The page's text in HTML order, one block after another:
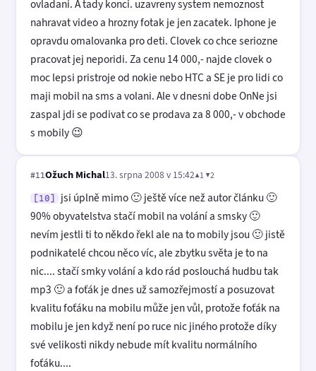
ovladani. A tady konci. uzavreny system nemoznost
nahravat video a hrozny fotak je jen zacatek. Iphone je
opravdu omalovanka pro deti. Clovek co chce seriozne
pracovat jej neporidi. Za cenu 14 000,- najde clovek o
moc lepsi pristroje od nokie nebo HTC a SE je pro lidi co
maji mobil na sms a volani. Ale v dnesni dobe OnNe jsi
zaspal jdi se podivat co se prodava za 8 000,- v obchode
s mobily 😉
#11Ožuch Michal13. srpna 2008 v 15:42▲1 ▼2
[10]
jsi úplně mimo 🙂 ještě více než autor článku 🙂
90% obyvatelstva stačí mobil na volání a smsky 🙂
nevím jestli ti to někdo řekl ale na to mobily jsou 🙂 jistě
podnikatelé chcou něco víc, ale zbytku světa je to na
nic.... stačí smky volání a kdo rád poslouchá hudbu tak
mp3 🙂 a foťák je dnes už samozřejmostí a posuzovat
kvalitu foťáku na mobilu může jen vůl, protože foťák na
mobilu je jen když není po ruce nic jiného protože díky
své velikosti nikdy nebude mít kvalitu normálního
foťáku....